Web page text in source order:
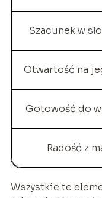
Szacunek w
Otwartość na
Gotowość do
Radość z
Wszystkie te